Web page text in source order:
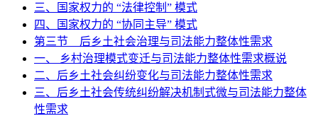
三、国家权力的 “法律控制” 模式
四、国家权力的 “协同主导” 模式
第三节 后乡土社会治理与司法能力整体性需求
一、 乡村治理模式变迁与司法能力整体性需求概说
二、后乡土社会纠纷变化与司法能力整体性需求
三、后乡土社会传统纠纷解决机制式微与司法能力整体
性需求